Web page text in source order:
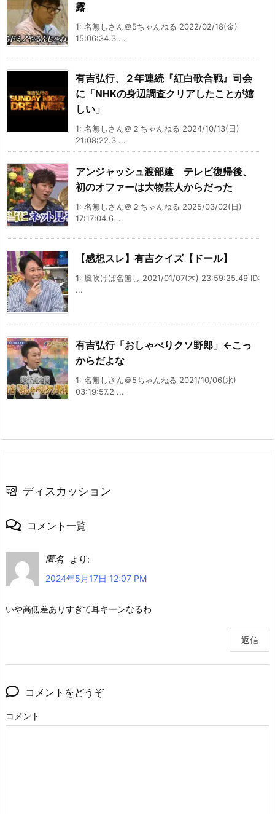
露
1: 名無しさん＠5ちゃんねる 2022/02/18(金)
15:06:34.3 ...
有吉弘行、２年連続『紅白歌合戦』司会
に「NHKの身辺調査クリアしたことが嬉
しい」
1: 名無しさん＠２ちゃんねる 2024/10/13(日)
21:08:22.3 ...
アンジャッシュ渡部建 テレビ復帰後、
初のオファーは大物芸人からだった
1: 名無しさん＠２ちゃんねる 2025/03/02(日)
17:17:04.6 ...
【感想スレ】有吉クイズ【ドール】
1: 風吹けば名無し 2021/01/07(木) 23:59:25.49 ID:
...
有吉弘行「おしゃべりクソ野郎」←こっ
からだよな
1: 名無しさん＠5ちゃんねる 2021/10/06(水)
03:19:57.2 ...
ディスカッション
コメント一覧
匿名
より:
2024年5月17日 12:07 PM
いや高低差ありすぎて耳キーンなるわ
返信
コメントをどうぞ
コメント